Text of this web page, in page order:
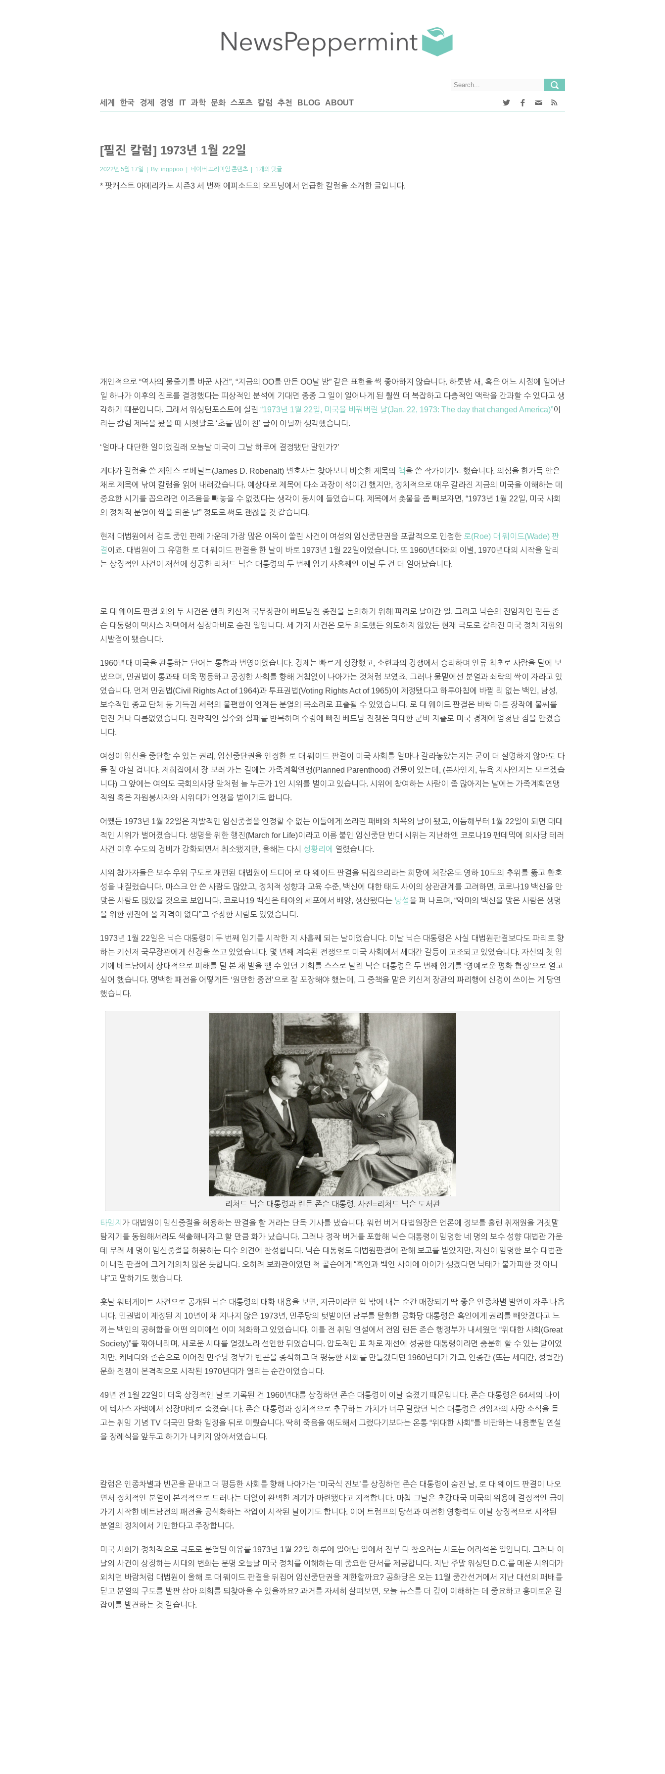
세계 한국 경제 경영 IT 과학 문화 스포츠 칼럼 추천 BLOG ABOUT
[필진 칼럼] 1973년 1월 22일
2022년 5월 17일 | By: ingppoo | 네이버 프리미엄 콘텐츠 | 1개의 댓글
* 팟캐스트 아메리카노 시즌3 세 번째 에피소드의 오프닝에서 언급한 칼럼을 소개한 글입니다.
개인적으로 “역사의 물줄기를 바꾼 사건”, “지금의 OO를 만든 OO날 밤” 같은 표현을 썩 좋아하지 않습니다. 하룻밤 새, 혹은 어느 시점에 일어난
일 하나가 이후의 진로를 결정했다는 피상적인 분석에 기대면 종종 그 일이 일어나게 된 훨씬 더 복잡하고 다층적인 맥락을 간과할 수 있다고 생
각하기 때문입니다. 그래서 워싱턴포스트에 실린 “1973년 1월 22일, 미국을 바꿔버린 날(Jan. 22, 1973: The day that changed America)”이
라는 칼럼 제목을 봤을 때 시쳇말로 ‘초를 많이 친’ 글이 아닐까 생각했습니다.
‘얼마나 대단한 일이었길래 오늘날 미국이 그날 하루에 결정됐단 말인가?’
게다가 칼럼을 쓴 제임스 로베널트(James D. Robenalt) 변호사는 찾아보니 비슷한 제목의 책을 쓴 작가이기도 했습니다. 의심을 한가득 안은
채로 제목에 낚여 칼럼을 읽어 내려갔습니다. 예상대로 제목에 다소 과장이 섞이긴 했지만, 정치적으로 매우 갈라진 지금의 미국을 이해하는 데
중요한 시기를 꼽으라면 이즈음을 빼놓을 수 없겠다는 생각이 동시에 들었습니다. 제목에서 촛물을 좀 빼보자면, “1973년 1월 22일, 미국 사회
의 정치적 분열이 싹을 틔운 날” 정도로 써도 괜찮을 것 같습니다.
현재 대법원에서 검토 중인 판례 가운데 가장 많은 이목이 쏠린 사건이 여성의 임신중단권을 포괄적으로 인정한 로(Roe) 대 웨이드(Wade) 판
결 이죠. 대법원이 그 유명한 로 대 웨이드 판결을 한 날이 바로 1973년 1월 22일이었습니다. 또 1960년대와의 이별, 1970년대의 시작을 알리
는 상징적인 사건이 재선에 성공한 리처드 닉슨 대통령의 두 번째 임기 사흘째인 이날 두 건 더 일어났습니다.
로 대 웨이드 판결 외의 두 사건은 헨리 키신저 국무장관이 베트남전 종전을 논의하기 위해 파리로 날아간 일, 그리고 닉슨의 전임자인 린든 존
슨 대통령이 텍사스 자택에서 심장마비로 숨진 일입니다. 세 가지 사건은 모두 의도했든 의도하지 않았든 현재 극도로 갈라진 미국 정치 지형의
시발점이 됐습니다.
1960년대 미국을 관통하는 단어는 통합과 번영이었습니다. 경제는 빠르게 성장했고, 소련과의 경쟁에서 승리하며 인류 최초로 사람을 달에 보
냈으며, 민권법이 통과돼 더욱 평등하고 공정한 사회를 향해 거침없이 나아가는 것처럼 보였죠. 그러나 물밑에선 분열과 쇠락의 싹이 자라고 있
었습니다. 먼저 민권법(Civil Rights Act of 1964)과 투표권법(Voting Rights Act of 1965)이 제정됐다고 하루아침에 바뀔 리 없는 백인, 남성,
보수적인 종교 단체 등 기득권 세력의 불편함이 언제든 분열의 목소리로 표출될 수 있었습니다. 로 대 웨이드 판결은 바싹 마른 장작에 불씨를
던진 거나 다름없었습니다. 전략적인 실수와 실패를 반복하며 수렁에 빠진 베트남 전쟁은 막대한 군비 지출로 미국 경제에 엄청난 짐을 안겼습
니다.
여성이 임신을 중단할 수 있는 권리, 임신중단권을 인정한 로 대 웨이드 판결이 미국 사회를 얼마나 갈라놓았는지는 굳이 더 설명하지 않아도 다
들 잘 아실 겁니다. 저희집에서 장 보러 가는 길에는 가족계획연맹(Planned Parenthood) 건물이 있는데, (본사인지, 뉴욕 지사인지는 모르겠습
니다) 그 앞에는 여의도 국회의사당 앞처럼 늘 누군가 1인 시위를 벌이고 있습니다. 시위에 참여하는 사람이 좀 많아지는 날에는 가족계획연맹
직원 혹은 자원봉사자와 시위대가 언쟁을 벌이기도 합니다.
어쨌든 1973년 1월 22일은 자발적인 임신중절을 인정할 수 없는 이들에게 쓰라린 패배와 치욕의 날이 됐고, 이듬해부터 1월 22일이 되면 대대
적인 시위가 벌어졌습니다. 생명을 위한 행진(March for Life)이라고 이름 붙인 임신중단 반대 시위는 지난해엔 코로나19 팬데믹에 의사당 테러
사건 이후 수도의 경비가 강화되면서 취소됐지만, 올해는 다시 성황리에 열렸습니다.
시위 참가자들은 보수 우위 구도로 재편된 대법원이 드디어 로 대 웨이드 판결을 뒤집으리라는 희망에 체감온도 영하 10도의 추위를 뚫고 환호
성을 내질렀습니다. 마스크 안 쓴 사람도 많았고, 정치적 성향과 교육 수준, 백신에 대한 태도 사이의 상관관계를 고려하면, 코로나19 백신을 안
맞은 사람도 많았을 것으로 보입니다. 코로나19 백신은 태아의 세포에서 배양, 생산됐다는 낭설을 퍼 나르며, “악마의 백신을 맞은 사람은 생명
을 위한 행진에 올 자격이 없다”고 주장한 사람도 있었습니다.
1973년 1월 22일은 닉슨 대통령이 두 번째 임기를 시작한 지 사흘째 되는 날이었습니다. 이날 닉슨 대통령은 사실 대법원판결보다도 파리로 향
하는 키신저 국무장관에게 신경을 쓰고 있었습니다. 몇 년째 계속된 전쟁으로 미국 사회에서 세대간 갈등이 고조되고 있었습니다. 자신의 첫 임
기에 베트남에서 상대적으로 피해를 덜 본 채 발을 뺄 수 있던 기회를 스스로 날린 닉슨 대통령은 두 번째 임기를 ‘영예로운 평화 협정’으로 열고
싶어 했습니다. 명백한 패전을 어떻게든 ‘원만한 종전’으로 잘 포장해야 했는데, 그 중책을 맡은 키신저 장관의 파리행에 신경이 쓰이는 게 당연
했습니다.
리처드 닉슨 대통령과 린든 존슨 대통령. 사진=리처드 닉슨 도서관
타임지 가 대법원이 임신중절을 허용하는 판결을 할 거라는 단독 기사를 냈습니다. 워런 버거 대법원장은 언론에 정보를 흘린 취재원을 거짓말
탐지기를 동원해서라도 색출해내자고 할 만큼 화가 났습니다. 그러나 정작 버거를 포함해 닉슨 대통령이 임명한 네 명의 보수 성향 대법관 가운
데 무려 세 명이 임신중절을 허용하는 다수 의견에 찬성합니다. 닉슨 대통령도 대법원판결에 관해 보고를 받았지만, 자신이 임명한 보수 대법관
이 내린 판결에 크게 개의치 않은 듯합니다. 오히려 보좌관이었던 척 콜슨에게 “흑인과 백인 사이에 아이가 생겼다면 낙태가 불가피한 것 아니
냐”고 말하기도 했습니다.
훗날 워터게이트 사건으로 공개된 닉슨 대통령의 대화 내용을 보면, 지금이라면 입 밖에 내는 순간 매장되기 딱 좋은 인종차별 발언이 자주 나옵
니다. 민권법이 제정된 지 10년이 채 지나지 않은 1973년, 민주당의 텃밭이던 남부를 탈환한 공화당 대통령은 흑인에게 권리를 빼앗겼다고 느
끼는 백인의 공허함을 어떤 의미에선 이미 체화하고 있었습니다. 이틀 전 취임 연설에서 전임 린든 존슨 행정부가 내세웠던 “위대한 사회(Great
Society)”를 깎아내리며, 새로운 시대를 열겠노라 선언한 뒤였습니다. 압도적인 표 차로 재선에 성공한 대통령이라면 충분히 할 수 있는 말이었
지만, 케네디와 존슨으로 이어진 민주당 정부가 빈곤을 종식하고 더 평등한 사회를 만들겠다던 1960년대가 가고, 인종간 (또는 세대간, 성별간)
문화 전쟁이 본격적으로 시작된 1970년대가 열리는 순간이었습니다.
49년 전 1월 22일이 더욱 상징적인 날로 기록된 건 1960년대를 상징하던 존슨 대통령이 이날 숨졌기 때문입니다. 존슨 대통령은 64세의 나이
에 텍사스 자택에서 심장마비로 숨졌습니다. 존슨 대통령과 정치적으로 추구하는 가치가 너무 달랐던 닉슨 대통령은 전임자의 사망 소식을 듣
고는 취임 기념 TV 대국민 담화 일정을 뒤로 미뤘습니다. 딱히 죽음을 애도해서 그랬다기보다는 온통 “위대한 사회”를 비판하는 내용뿐일 연설
을 장례식을 앞두고 하기가 내키지 않아서였습니다.
칼럼은 인종차별과 빈곤을 끝내고 더 평등한 사회를 향해 나아가는 ‘미국식 진보’를 상징하던 존슨 대통령이 숨진 날, 로 대 웨이드 판결이 나오
면서 정치적인 분열이 본격적으로 드러나는 더없이 완벽한 계기가 마련됐다고 지적합니다. 마침 그날은 초강대국 미국의 위용에 결정적인 금이
가기 시작한 베트남전의 패전을 공식화하는 작업이 시작된 날이기도 합니다. 이어 트럼프의 당선과 여전한 영향력도 이날 상징적으로 시작된
분열의 정치에서 기인한다고 주장합니다.
미국 사회가 정치적으로 극도로 분열된 이유를 1973년 1월 22일 하루에 일어난 일에서 전부 다 찾으려는 시도는 어리석은 일입니다. 그러나 이
날의 사건이 상징하는 시대의 변화는 분명 오늘날 미국 정치를 이해하는 데 중요한 단서를 제공합니다. 지난 주말 워싱턴 D.C.를 메운 시위대가
외치던 바람처럼 대법원이 올해 로 대 웨이드 판결을 뒤집어 임신중단권을 제한할까요? 공화당은 오는 11월 중간선거에서 지난 대선의 패배를
딛고 분열의 구도를 발판 삼아 의회를 되찾아올 수 있을까요? 과거를 자세히 살펴보면, 오늘 뉴스를 더 깊이 이해하는 데 중요하고 흥미로운 길
잡이를 발견하는 것 같습니다.